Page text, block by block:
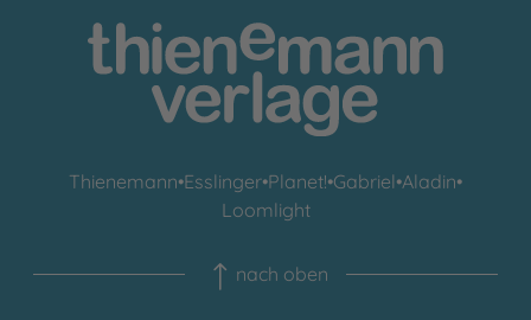
Thienemann•Esslinger•Planet!•Gabriel•Aladin•
Loomlight
nach oben